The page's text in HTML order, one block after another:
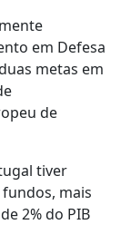
em Defesa
metas em
de
tiver
mais
2% do PIB